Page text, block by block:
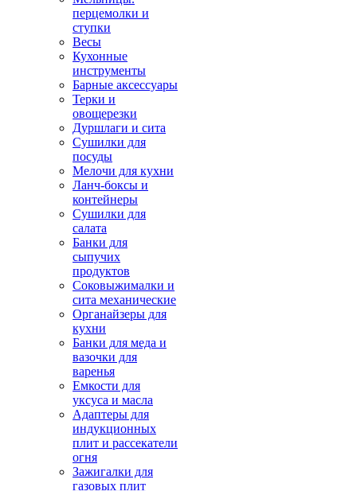
перцемолки и
ступки
Весы
Кухонные
инструменты
Барные аксессуары
Терки и
овощерезки
Дуршлаги и сита
Сушилки для
посуды
Мелочи для кухни
Ланч-боксы и
контейнеры
Сушилки для
салата
Банки для
сыпучих
продуктов
Соковыжималки и
сита механические
Органайзеры для
кухни
Банки для меда и
вазочки для
варенья
Емкости для
уксуса и масла
Адаптеры для
индукционных
плит и рассекатели
огня
Зажигалки для
газовых плит